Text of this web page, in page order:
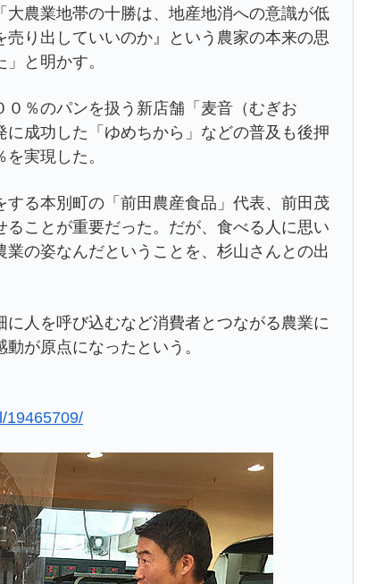
農業地帯の十勝は、地産地消への意識が低
り出していいのか』という農家の本来の思
と明かす。
％のパンを扱う新店舗「麦音（むぎお
成功した「ゆめちから」などの普及も後押
実現した。
る本別町の「前田農産食品」代表、前田茂
ことが重要だった。だが、食べる人に思い
の姿なんだということを、杉山さんとの出
人を呼び込むなど消費者とつながる農業に
が原点になったという。
19465709/